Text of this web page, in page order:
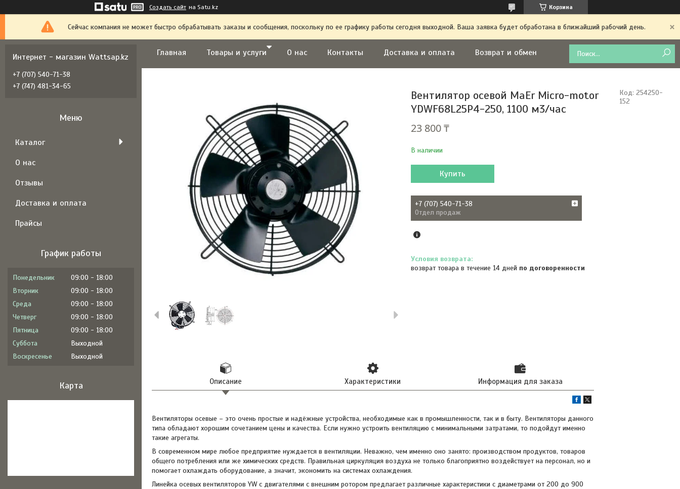
Создать сайт на Satu.kz Корзина
Сейчас компания не может быстро обрабатывать заказы и сообщения, поскольку по ее графику работы сегодня выходной. Ваша заявка будет обработана в ближайший рабочий день.
Главная Товары и услуги О нас Контакты Доставка и оплата Возврат и обмен
Вентилятор осевой MaEr Micro-motor
YDWF68L25P4-250, 1100 м3/час
23 800 ₸
В наличии
Код: 254250-
152
Купить
+7 (707) 540-71-38
Отдел продаж
возврат товара в течение 14 дней по договоренности
Описание Характеристики Информация для заказа
Вентиляторы осевые – это очень простые и надёжные устройства, необходимые как в промышленности, так и в быту. Вентиляторы данного
типа обладают хорошим сочетанием цены и качества. Если нужно устроить вентиляцию с минимальными затратами, то подойдут именно
такие агрегаты.
В современном мире любое предприятие нуждается в вентиляции. Неважно, чем именно оно занято: производством продуктов, товаров
общего потребления или же химических средств. Правильная циркуляция воздуха не только благоприятно воздействует на персонал, но и
помогает охлаждать оборудование, а значит, экономить на системах охлаждения.
Линейка осевых вентиляторов YW с двигателями с внешним ротором предлагает различные характеристики с диаметрами от 200 до 900
Интернет - магазин Wattsap.kz
+7 (707) 540-71-38
+7 (747) 481-34-65
Каталог
О нас
Отзывы
Доставка и оплата
Прайсы
График работы
Понедельник 09:00
18:00
Вторник
09:00
18:00
Среда
09:00
18:00
Четверг
09:00
18:00
Пятница
09:00
18:00
Суббота
Выходной
Воскресенье
Выходной
Карта